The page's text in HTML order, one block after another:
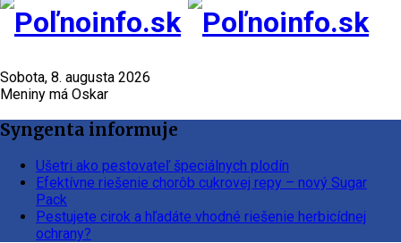
Sobota, 8. augusta 2026
Meniny má Oskar
Syngenta informuje
Ušetri ako pestovateľ špeciálnych plodín
Efektívne riešenie chorôb cukrovej repy – nový Sugar
Pack
Pestujete cirok a hľadáte vhodné riešenie herbicídnej
ochrany?